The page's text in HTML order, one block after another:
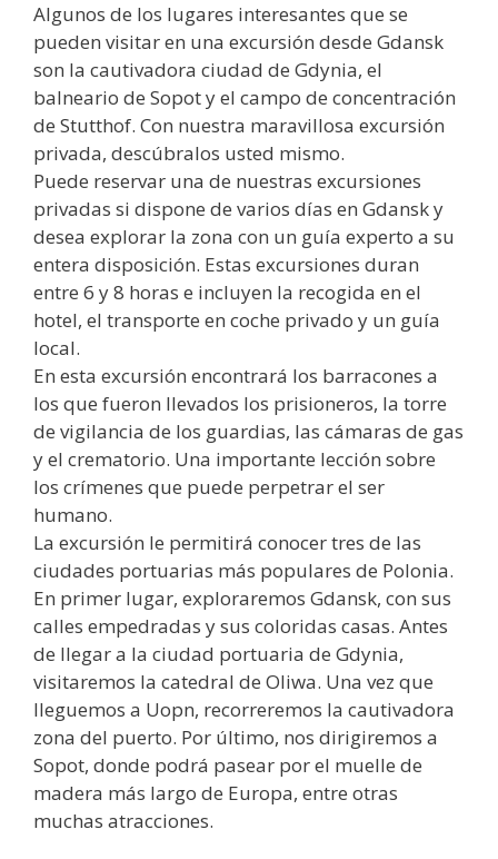
Algunos de los lugares interesantes que se
pueden visitar en una excursión desde Gdansk
son la cautivadora ciudad de Gdynia, el
balneario de Sopot y el campo de concentración
de Stutthof. Con nuestra maravillosa excursión
privada, descúbralos usted mismo.
Puede reservar una de nuestras excursiones
privadas si dispone de varios días en Gdansk y
desea explorar la zona con un guía experto a su
entera disposición. Estas excursiones duran
entre 6 y 8 horas e incluyen la recogida en el
hotel, el transporte en coche privado y un guía
local.
En esta excursión encontrará los barracones a
los que fueron llevados los prisioneros, la torre
de vigilancia de los guardias, las cámaras de gas
y el crematorio. Una importante lección sobre
los crímenes que puede perpetrar el ser
humano.
La excursión le permitirá conocer tres de las
ciudades portuarias más populares de Polonia.
En primer lugar, exploraremos Gdansk, con sus
calles empedradas y sus coloridas casas. Antes
de llegar a la ciudad portuaria de Gdynia,
visitaremos la catedral de Oliwa. Una vez que
lleguemos a Uopn, recorreremos la cautivadora
zona del puerto. Por último, nos dirigiremos a
Sopot, donde podrá pasear por el muelle de
madera más largo de Europa, entre otras
muchas atracciones.